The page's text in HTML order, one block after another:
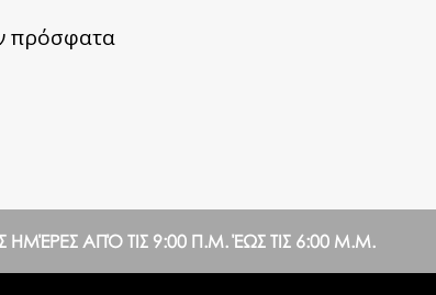
πρόσφατα
ΗΜΈΡΕΣ ΑΠΌ ΤΙΣ 9:00 Π.Μ. ΈΩΣ ΤΙΣ 6:00 Μ.Μ.